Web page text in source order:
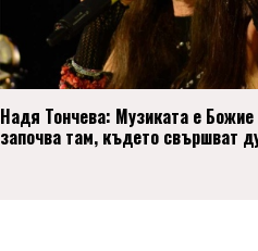
Надя Тончева: Музиката е Божие
започва там, където свършват